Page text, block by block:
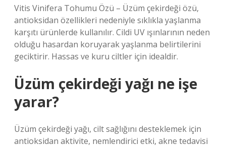
Vitis Vinifera Tohumu Özü – Üzüm çekirdeği özü,
antioksidan özellikleri nedeniyle sıklıkla yaşlanma
karşıtı ürünlerde kullanılır. Cildi UV ışınlarının neden
olduğu hasardan koruyarak yaşlanma belirtilerini
geciktirir. Hassas ve kuru ciltler için idealdir.
Üzüm çekirdeği yağı ne işe
yarar?
Üzüm çekirdeği yağı, cilt sağlığını desteklemek için
antioksidan aktivite, nemlendirici etki, akne tedavisi